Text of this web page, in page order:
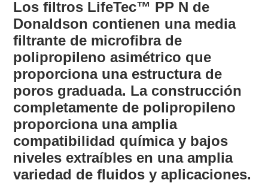
Los filtros LifeTec™ PP N de
Donaldson contienen una media
filtrante de microfibra de
polipropileno asimétrico que
proporciona una estructura de
poros graduada. La construcción
completamente de polipropileno
proporciona una amplia
compatibilidad química y bajos
niveles extraíbles en una amplia
variedad de fluidos y aplicaciones.